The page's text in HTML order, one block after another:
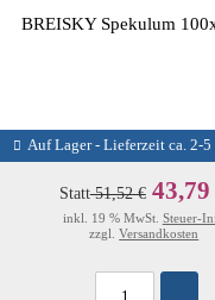
BREISKY Spekulum
Auf Lager - Lieferzeit ca. 2-5
Statt51,52 € 43,79
inkl. 19 % MwSt. Steuer-
zzgl.Versandkosten